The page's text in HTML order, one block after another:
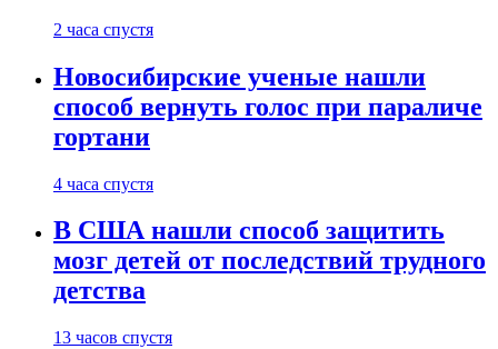
2 часа спустя
Новосибирские ученые нашли
способ вернуть голос при параличе
гортани
4 часа спустя
В США нашли способ защитить
мозг детей от последствий трудного
детства
13 часов спустя